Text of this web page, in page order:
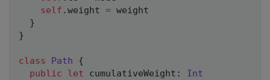
self .weight = weight
}
}
class Path
{
public
let cumulativeWeight :
Int